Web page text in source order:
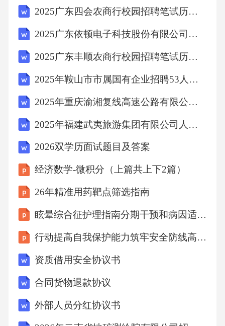
2025广东四会农商行校园招聘笔试历年典型考题及考点剖析附带答案详解
2025广东依顿电子科技股份有限公司招聘电镀工艺工程师等岗位测试笔试历年常考点试题专练附带答案详解
2025广东丰顺农商行校园招聘笔试历年典型考题及考点剖析附带答案详解
2025年鞍山市市属国有企业招聘53人笔试历年难易错考点试卷带答案解析
2025年重庆渝湘复线高速公路有限公司招聘46人笔试历年典型考点题库附带答案详解
2025年福建武夷旅游集团有限公司人才教育板块自主招聘笔试历年难易错考点试卷带答案解析
2026双学历面试题目及答案
经济数学-微积分（上篇共上下2篇）
26年精准用药靶点筛选指南
眩晕综合征护理指南分期干预和病因适配总结2026
行动提高自我保护能力筑牢安全防线高中主题班会课件
资质借用安全协议书
合同货物退款协议
外部人员分红协议书